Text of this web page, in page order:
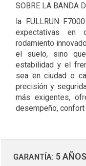
SOBRE LA BANDA
la FULLRUN
expectativas en
rodamiento
el suelo, sino
estabilidad y el
sea en ciudad o
precisión y
más exigentes,
desempeño, confort
GARANTÍA: 5 AÑOS